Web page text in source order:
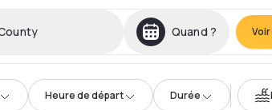
Quand ?
Heure de départ Durée